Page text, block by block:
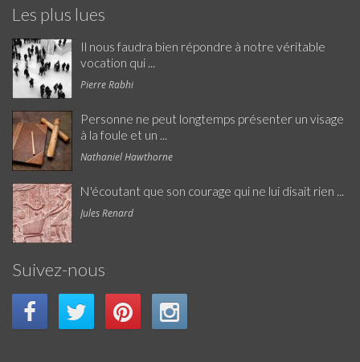
Les plus lues
Il nous faudra bien répondre à notre véritable
vocation qui ...
Pierre Rabhi
Personne ne peut longtemps présenter un visage
à la foule et un ...
Nathaniel Hawthorne
N'écoutant que son courage qui ne lui disait rien ...
Jules Renard
Suivez-nous